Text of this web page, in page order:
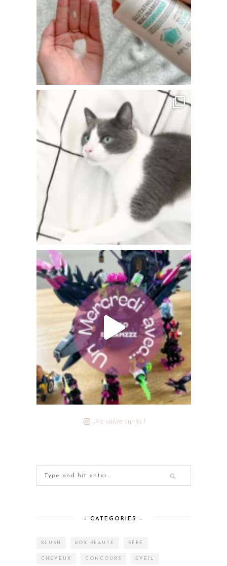
Me suivre sur IG !
– CATEGORIES –
BLUSH BOX BEAUTÉ BÉBÉ
CHEVEUX CONCOURS EVEIL